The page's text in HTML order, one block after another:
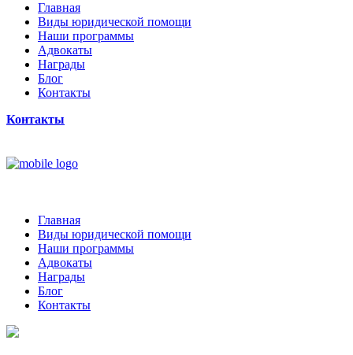
Главная
Виды юридической помощи
Наши программы
Адвокаты
Награды
Блог
Контакты
Контакты
Главная
Виды юридической помощи
Наши программы
Адвокаты
Награды
Блог
Контакты